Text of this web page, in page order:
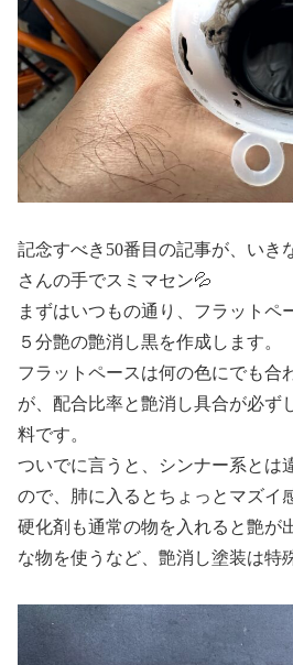
記念すべき50番目の記事が、いき
さんの手でスミマセン💦
まずはいつもの通り、フラットペ
５分艶の艶消し黒を作成します。
フラットペースは何の色にでも合
が、配合比率と艶消し具合が必ず
料です。
ついでに言うと、シンナー系とは
ので、肺に入るとちょっとマズイ
硬化剤も通常の物を入れると艶が
な物を使うなど、艶消し塗装は特